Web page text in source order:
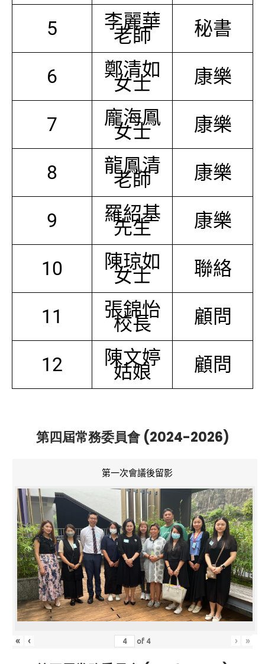
5 李麗華
老師 秘書
6 鄭清如
女士 康樂
7 龐海鳳
女士 康樂
8 龍鳳清
老師 康樂
9 羅紹基
先生 康樂
10 陳琼如
女士 聯絡
11 張錦怡
校長 顧問
12 陳文婷
姑娘 顧問
第四屆常務委員會 (2024-2026)
第一次會議後留影
« ‹ of 4 › »